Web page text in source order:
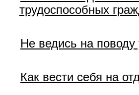
трудоспособных
Не ведись на
Как вести себя на